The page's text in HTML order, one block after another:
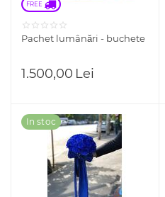
FREE
Pachet lumânări - buchete
1.500,00 Lei
In stoc